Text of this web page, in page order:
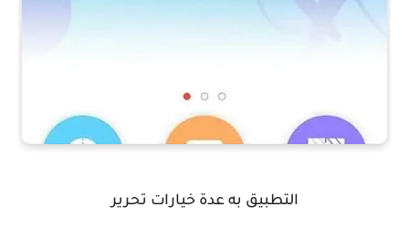
التطبيق به عدة خيارات تحرير